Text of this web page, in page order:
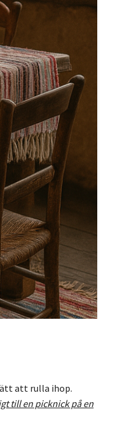
att rulla ihop.
till en picknick på en